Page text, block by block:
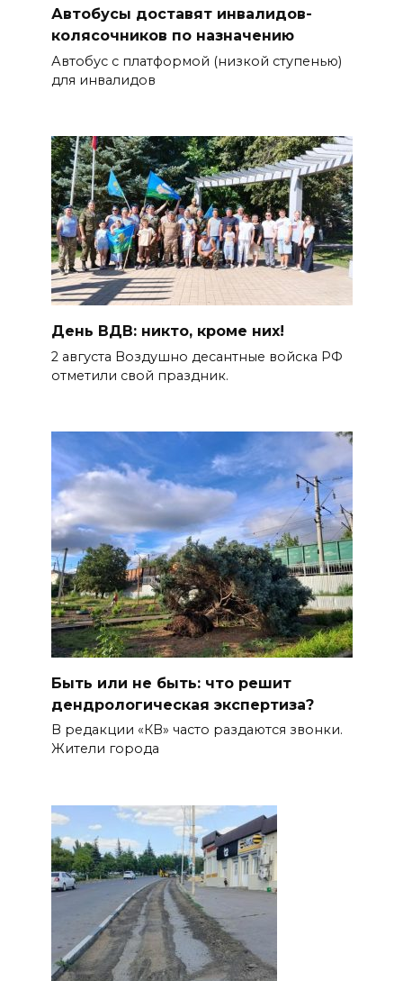
Автобусы доставят инвалидов-
колясочников по назначению
Автобус с платформой (низкой ступенью)
для инвалидов
День ВДВ: никто, кроме них!
2 августа Воздушно десантные войска РФ
отметили свой праздник.
Быть или не быть: что решит
дендрологическая экспертиза?
В редакции «КВ» часто раздаются звонки.
Жители города